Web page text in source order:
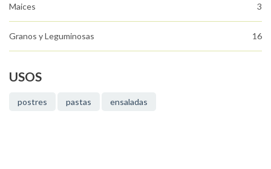
Maices 3
Granos y Leguminosas 16
USOS
postres pastas ensaladas